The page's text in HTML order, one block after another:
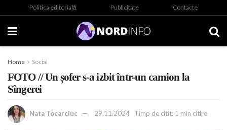
Politica editorială Publicitate Contacte
Home Social
FOTO // Un șofer s-a izbit într-un camion la
Sîngerei
Nata Tocarciuc 29.11.2024 Timp de citit: 1 min citire